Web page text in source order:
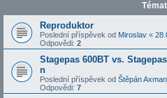
Reproduktor
Poslední příspěvek od Miroslav «
Odpovědi: 2
Stagepas 600BT vs.
n
Poslední příspěvek od Štěpán Axman
Odpovědi: 7